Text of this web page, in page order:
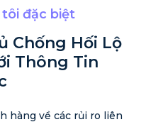
đặc biệt
Chống Hối Lộ
Thông Tin
hàng về các rủi ro liên